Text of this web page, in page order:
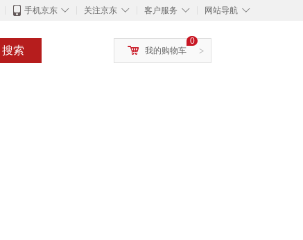
◇
手机京东 ◇
关注京东 ◇
客户服务 ◇
网站导航
搜索 >
0
我的购物车